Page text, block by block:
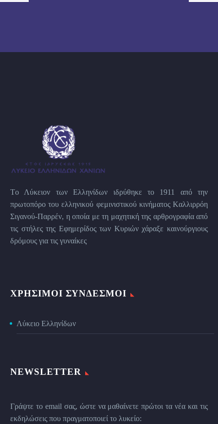
Tο Λύκειον των Eλληνίδων ιδρύθηκε το 1911 από την
πρωτοπόρο του ελληνικού φεμινιστικού κινήματος Kαλλιρρόη
Σιγανού-Παρρέν, η οποία με τη μαχητική της αρθρογραφία από
τις στήλες της Εφημερίδος των Kυριών χάραξε καινούργιους
δρόμους για τις γυναίκες
ΧΡΉΣΙΜΟΙ ΣΎΝΔΕΣΜΟΙ
Λύκειο Ελληνίδων
NEWSLETTER
Γράψτε το email σας, ώστε να μαθαίνετε πρώτοι τα νέα και τις
εκδηλώσεις που πραγματοποιεί το λυκείο: